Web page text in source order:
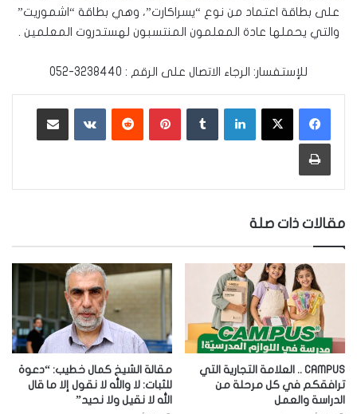
على بطاقة اعتماد من نوع “يسراكارت”، وهي بطاقة “اشموريت”
والتي يحملها عادة المعلمون المنتسبون لهستدروت المعلمين .
للإستفسار: الرجاء الاتصال على الرقم : 3238440-052
لينكدإن بينتيريست ‏VKontakte
طباعة
مقالات ذات صلة
CAMPUS .. العلامة التجارية التي
ترافقكم في كل مرحلة من
الدراسة والعمل
مقالة الشيخ كمال خطيب: “دعوة
للثبات: لا والله لا نقول إلا ما قال
الله لا نقيل ولا نحيد”